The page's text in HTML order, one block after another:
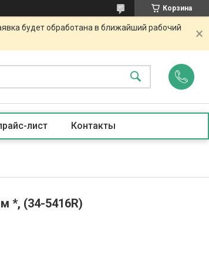
Корзина
будет обработана в ближайший рабочий
лист Контакты
*, (34-5416R)